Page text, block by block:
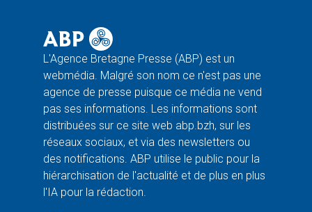
L'Agence Bretagne Presse (ABP) est un
webmédia. Malgré son nom ce n'est pas une
agence de presse puisque ce média ne vend
pas ses informations. Les informations sont
distribuées sur ce site web abp.bzh, sur les
réseaux sociaux, et via des newsletters ou
des notifications. ABP utilise le public pour la
hiérarchisation de l'actualité et de plus en plus
l'IA pour la rédaction.